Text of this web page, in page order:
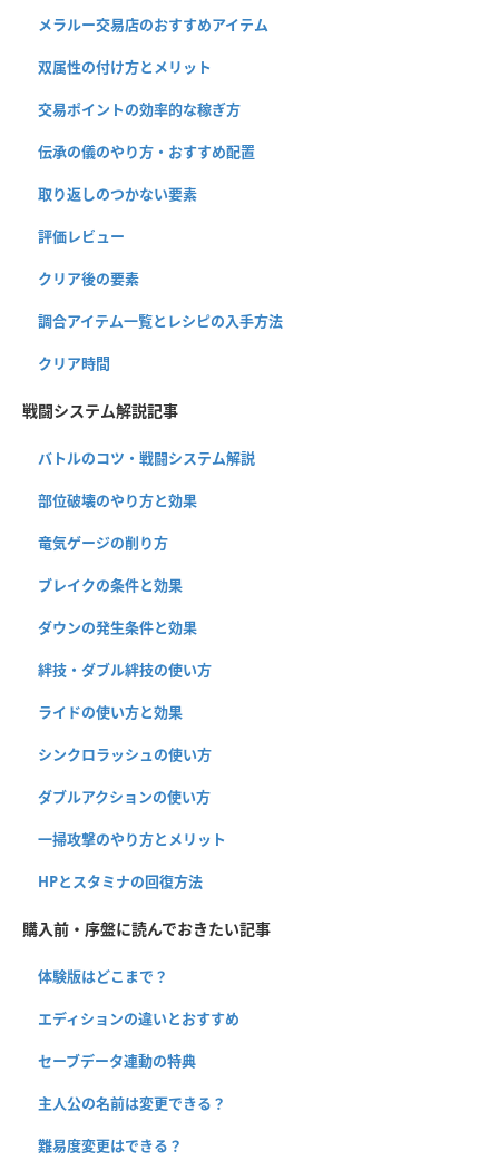
メラルー交易店のおすすめアイテム
双属性の付け方とメリット
交易ポイントの効率的な稼ぎ方
伝承の儀のやり方・おすすめ配置
取り返しのつかない要素
評価レビュー
クリア後の要素
調合アイテム一覧とレシピの入手方法
クリア時間
戦闘システム解説記事
バトルのコツ・戦闘システム解説
部位破壊のやり方と効果
竜気ゲージの削り方
ブレイクの条件と効果
ダウンの発生条件と効果
絆技・ダブル絆技の使い方
ライドの使い方と効果
シンクロラッシュの使い方
ダブルアクションの使い方
一掃攻撃のやり方とメリット
HPとスタミナの回復方法
購入前・序盤に読んでおきたい記事
体験版はどこまで？
エディションの違いとおすすめ
セーブデータ連動の特典
主人公の名前は変更できる？
難易度変更はできる？